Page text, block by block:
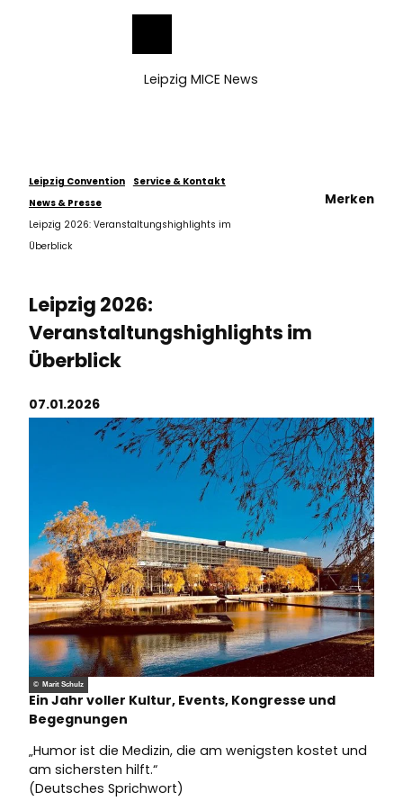
Leipzig MICE News
Leipzig Convention
Service & Kontakt
News & Presse
Leipzig 2026: Veranstaltungshighlights im
Überblick
Merken
Leipzig 2026:
Veranstaltungshighlights im
Überblick
07.01.2026
© Marit Schulz
Ein Jahr voller Kultur, Events, Kongresse und
Begegnungen
„Humor ist die Medizin, die am wenigsten kostet und
am sichersten hilft.“
(Deutsches Sprichwort)